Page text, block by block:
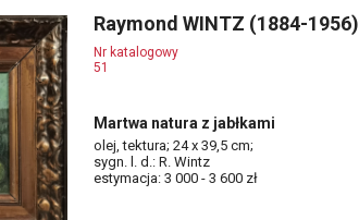
Raymond WINTZ (1884-1956)
Nr katalogowy
51
Martwa natura z jabłkami
olej, tektura; 24 x 39,5 cm;
sygn. l. d.: R. Wintz
estymacja: 3 000 - 3 600 zł